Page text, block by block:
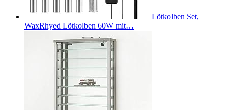
Lötkolben Set,
WaxRhyed Lötkolben 60W mit…